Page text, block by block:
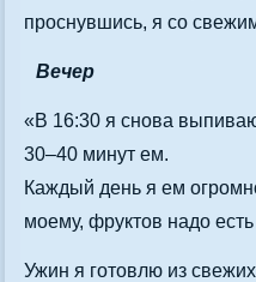
проснувшись, я со
Вечер
«В 16:30 я снова
30–40 минут ем.
Каждый день я ем
моему, фруктов надо есть
Ужин я готовлю из